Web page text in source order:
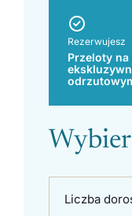
Rezerwujesz
Przeloty
Liczba